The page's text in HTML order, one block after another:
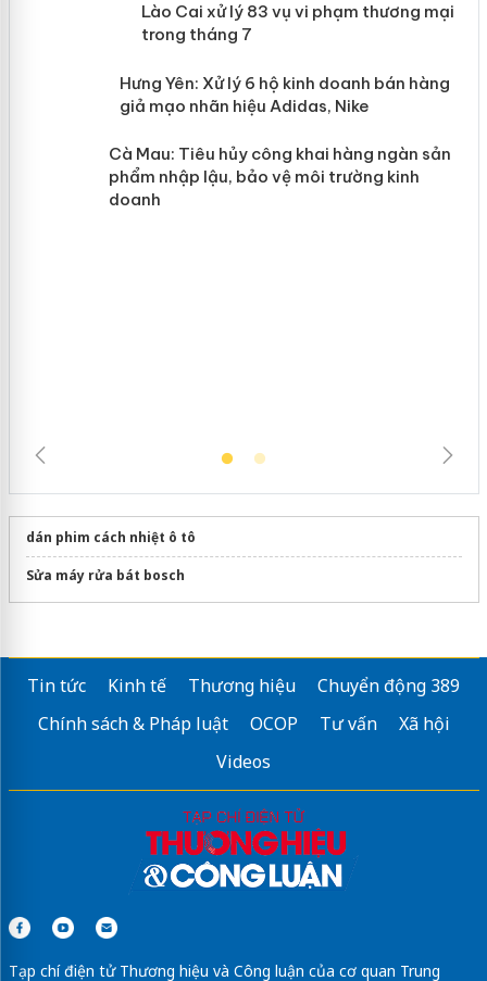
Lào Cai xử lý 83 vụ vi phạm thương
mại trong tháng 7
Hưng Yên: Xử lý 6 hộ kinh doanh bán
hàng giả mạo nhãn hiệu Adidas, Nike
dán phim cách nhiệt ô tô
Sửa máy rửa bát bosch
Tin tức Kinh tế Thương hiệu
Chuyển động 389
Chính sách & Pháp luật
OCOP Tư vấn
Xã hội
Videos
Tạp chí điện tử Thương hiệu và Công luận của cơ quan Trung